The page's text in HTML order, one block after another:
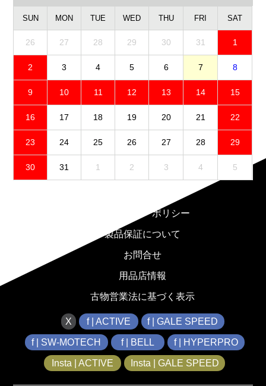
SUN MON TUE WED THU FRI SAT
26 27 28 29 30 31 1
2 3 4 5 6 7 8
9 10 11 12 13 14 15
16 17 18 19 20 21 22
23 24 25 26 27 28 29
30 31 1 2 3 4 5
プライバシーポリシー
製品保証について
お問合せ
用品店情報
古物営業法に基づく表示
X f | ACTIVE f | GALE SPEED
f | SW-MOTECH f | BELL f | HYPERPRO
Insta | ACTIVE Insta | GALE SPEED